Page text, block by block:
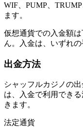
WIF、PUMP、
ます。
仮想通貨での入金額
ん。入金は、いずれ
出金方法
シャッフルカジノの
は、入金で利用でき
きます。
法定通貨